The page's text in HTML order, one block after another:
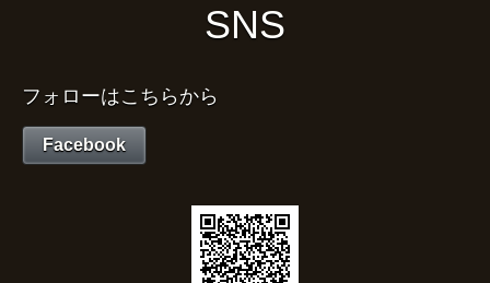
SNS
フォローはこちらから
Facebook